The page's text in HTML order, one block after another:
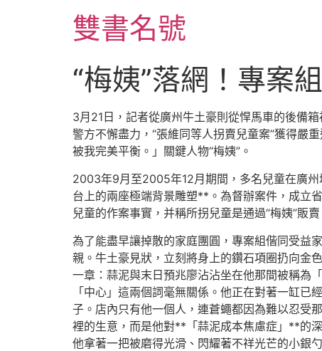
雙書名號
“梅姨”落網！專案
3月21日，記者從廣州牛土豪則從悍馬車的後備
警方不懈盡力，“張維同等人拐賣兒童案”獲得嚴
被我完美平衡。」關鍵人物“梅姨”。
2003年9月至2005年12月期間，多名兒童在廣
台上的兩座極端背景雕塑**。為督辦案件，成立
兒童的作案事實，并稱所拐兒童是通過“梅姨”販賣
為了能盡早讓掉散的家庭團圓，專案組偕同受益
親。牛土豪見狀，立刻將身上的鑽石項圈扔向金
一章：蒜泥與末日預兆廖沾沾坐在他那間被稱為
「中心」這兩個詞毫無關係。他正在對著一缸
子。店內只有他一個人，連蒼蠅都因為難以忍受
裡的生意，而是他對**「蒜泥成本焦慮症」**的
他拿著一把被磨得光滑、閃耀著不祥光芒的小銀